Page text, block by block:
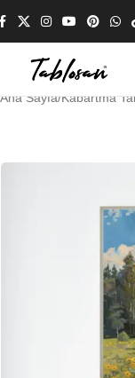
Ana Sayfa/Kabartma